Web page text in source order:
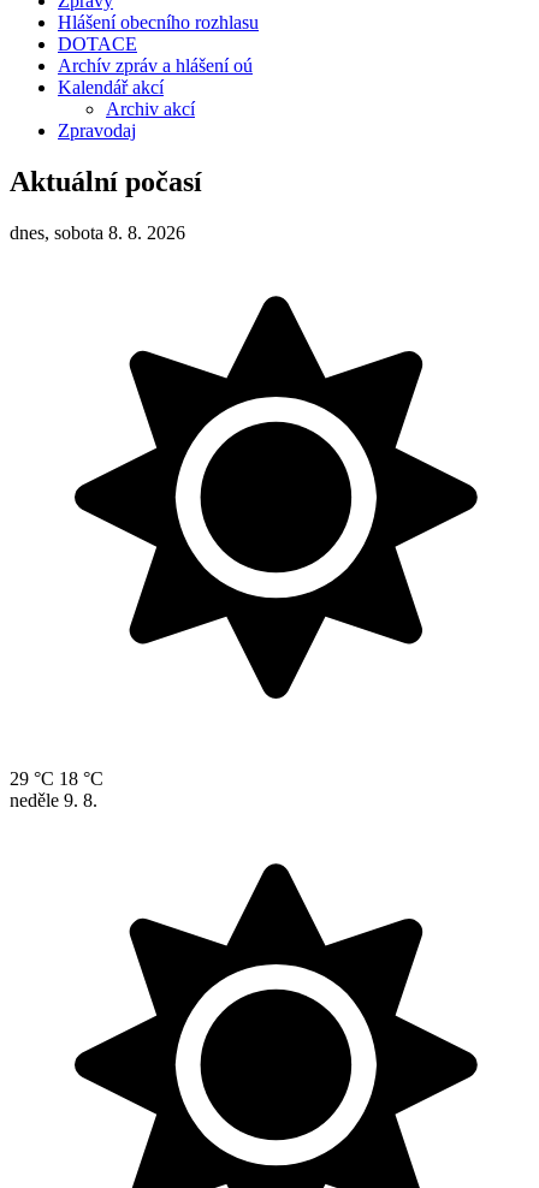
Hlášení obecního rozhlasu
DOTACE
Archív zpráv a hlášení oú
Kalendář akcí
Archiv akcí
Zpravodaj
Aktuální počasí
dnes, sobota 8. 8. 2026
29 °C 18 °C
neděle 9. 8.